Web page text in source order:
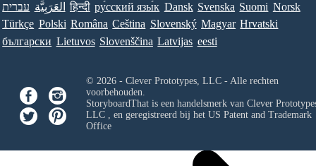
עברית العَرَبِيَّة हिन्दी ру́сский язы́к Dansk Svenska Suomi Norsk
Türkçe Polski Româna Ceština Slovenský Magyar Hrvatski
български Lietuvos Slovenščina Latvijas eesti
© 2026 - Clever Prototypes, LLC - Alle rechten
voorbehouden.
StoryboardThat is een handelsmerk van Clever
LLC, en geregistreerd bij het US Patent and Trademark
Office